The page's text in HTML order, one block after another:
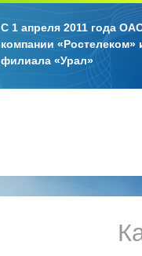
С 1 апреля 2011 года
компании «Ростелеком»
филиала «Урал»